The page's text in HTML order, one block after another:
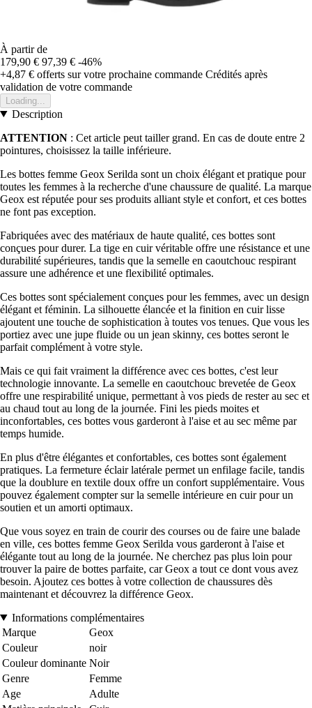
À partir de
179,90 € 97,39 € -46%
+4,87 € offerts sur votre prochaine commande Crédités après
validation de votre commande
Loading...
Description
ATTENTION : Cet article peut tailler grand. En cas de doute entre 2
pointures, choisissez la taille inférieure.
Les bottes femme Geox Serilda sont un choix élégant et pratique pour
toutes les femmes à la recherche d'une chaussure de qualité. La marque
Geox est réputée pour ses produits alliant style et confort, et ces bottes
ne font pas exception.
Fabriquées avec des matériaux de haute qualité, ces bottes sont
conçues pour durer. La tige en cuir véritable offre une résistance et une
durabilité supérieures, tandis que la semelle en caoutchouc respirant
assure une adhérence et une flexibilité optimales.
Ces bottes sont spécialement conçues pour les femmes, avec un design
élégant et féminin. La silhouette élancée et la finition en cuir lisse
ajoutent une touche de sophistication à toutes vos tenues. Que vous les
portiez avec une jupe fluide ou un jean skinny, ces bottes seront le
parfait complément à votre style.
Mais ce qui fait vraiment la différence avec ces bottes, c'est leur
technologie innovante. La semelle en caoutchouc brevetée de Geox
offre une respirabilité unique, permettant à vos pieds de rester au sec et
au chaud tout au long de la journée. Fini les pieds moites et
inconfortables, ces bottes vous garderont à l'aise et au sec même par
temps humide.
En plus d'être élégantes et confortables, ces bottes sont également
pratiques. La fermeture éclair latérale permet un enfilage facile, tandis
que la doublure en textile doux offre un confort supplémentaire. Vous
pouvez également compter sur la semelle intérieure en cuir pour un
soutien et un amorti optimaux.
Que vous soyez en train de courir des courses ou de faire une balade
en ville, ces bottes femme Geox Serilda vous garderont à l'aise et
élégante tout au long de la journée. Ne cherchez pas plus loin pour
trouver la paire de bottes parfaite, car Geox a tout ce dont vous avez
besoin. Ajoutez ces bottes à votre collection de chaussures dès
maintenant et découvrez la différence Geox.
Informations complémentaires
Marque
Geox
Couleur
noir
Couleur dominante Noir
Genre
Femme
Age
Adulte